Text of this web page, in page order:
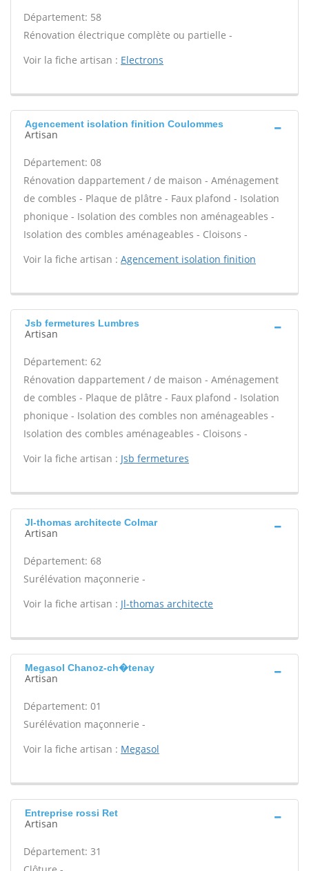
Département: 58
Rénovation électrique complète ou partielle -
Voir la fiche artisan : Electrons
Agencement isolation finition Coulommes
Artisan
Département: 08
Rénovation dappartement / de maison - Aménagement
de combles - Plaque de plâtre - Faux plafond - Isolation
phonique - Isolation des combles non aménageables -
Isolation des combles aménageables - Cloisons -
Voir la fiche artisan : Agencement isolation finition
Jsb fermetures Lumbres
Artisan
Département: 62
Rénovation dappartement / de maison - Aménagement
de combles - Plaque de plâtre - Faux plafond - Isolation
phonique - Isolation des combles non aménageables -
Isolation des combles aménageables - Cloisons -
Voir la fiche artisan : Jsb fermetures
Jl-thomas architecte Colmar
Artisan
Département: 68
Surélévation maçonnerie -
Voir la fiche artisan : Jl-thomas architecte
Megasol Chanoz-ch�tenay
Artisan
Département: 01
Surélévation maçonnerie -
Voir la fiche artisan : Megasol
Entreprise rossi Ret
Artisan
Département: 31